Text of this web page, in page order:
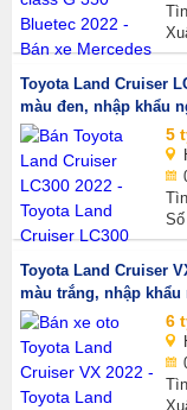
Toyota Land Cruiser
màu đen, nhập khẩu
5
Toyota Land Cruiser
màu trắng, nhập
6